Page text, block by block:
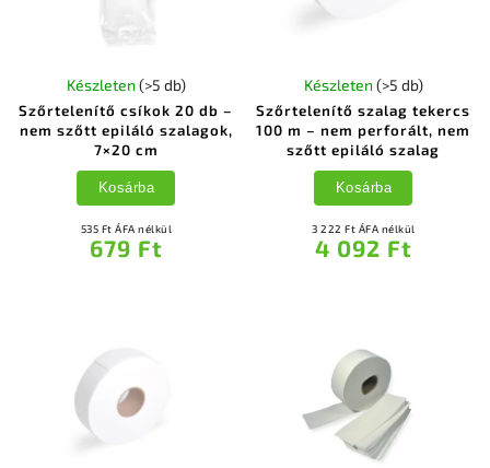
Szőrtelenítő csíkok 20 db –
nem szőtt epiláló szalagok,
7×20 cm
Készleten (>5 db)
535 Ft ÁFA nélkül
679 Ft
Kosárba
Szőrtelenítő szalag tekercs
100 m – nem perforált, nem
szőtt epiláló szalag
Készleten (>5 db)
3 222 Ft ÁFA nélkül
4 092 Ft
Kosárba